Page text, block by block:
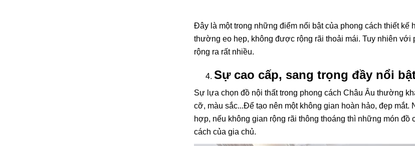
Đây là một trong những điểm nổi bật của phong cách thiết
thường eo hẹp, không được rộng rãi thoải mái. Tuy nhiên
rộng ra rất nhiều.
Sự cao cấp, sang trọng đầy nổi
Sự lựa chọn đồ nội thất trong phong cách Châu Âu thường
cỡ, màu sắc...Để tạo nên một không gian hoàn hảo, đẹp
hợp, nếu không gian rộng rãi thông thoáng thì những món
cách của gia chủ.